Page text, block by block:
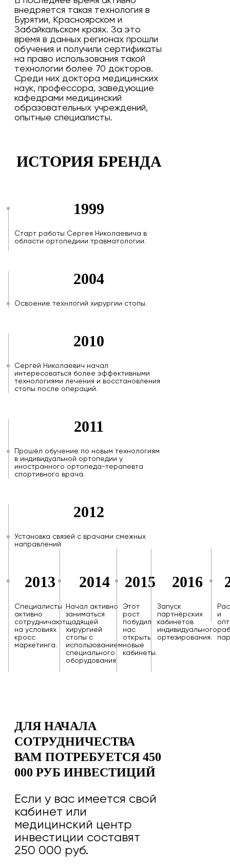
внедряется такая технология в
Бурятии, Красноярском и
Забайкальском краях. За это
время в данных регионах прошли
обучения и получили сертификаты
на право использования такой
технологии более 70 докторов.
Среди них доктора медицинских
наук, профессора, заведующие
кафедрами медицинский
образовательных учреждений,
опытные специалисты.
ИСТОРИЯ БРЕНДА
1999
Старт работы Сергея Николаевича в
области ортопедиии травматологии.
2004
Освоение технлогий хирургии стопы.
2010
Сергей Николаевич начал
интересоваться более эффективными
технологиями лечения и восстановления
стопы после операций.
2011
Прошёл обучение по новым технологиям
в индивидуальной ортопедии у
иностранного ортопеда-терапевта
спортивного врача.
2012
Установка связей с врачами смежных
направлений
2013
Специалисты
активно
сотрудничают
на условиях
кросс
маркетинга.
2014
Начал активно
заниматься
щадящей
хирургией
стопы с
использованием
специального
оборудования.
2015
Этот
рост
побудил
нас
открыть
новые
кабинеты.
2016
Запуск
партнёрских
кабинетов
индивидуального
ортезирования.
и
ДЛЯ НАЧАЛА
СОТРУДНИЧЕСТВА
ВАМ ПОТРЕБУЕТСЯ 450
000 РУБ ИНВЕСТИЦИЙ
Если у вас имеется свой
кабинет или
медицинский центр
инвестиции составят
250 000 руб.